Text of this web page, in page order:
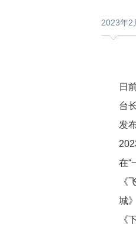
2023年
中
日
台
发
在“
《
城
《